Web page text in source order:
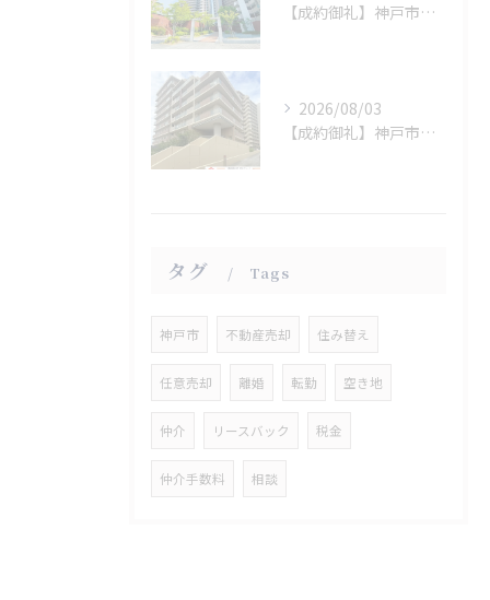
【成約御礼】神戸市西区
2026/08/03
【成約御礼】神戸市垂水区
タグ Tags
神戸市 不動産売却 住み替え
任意売却 離婚 転勤 空き地
仲介 リースバック 税金
仲介手数料 相談